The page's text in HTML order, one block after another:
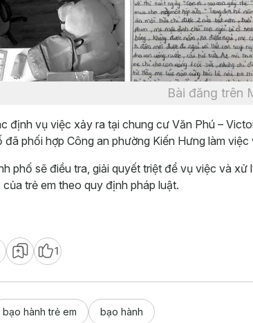
Bài đăng trên
định vụ việc xảy ra tại chung cư Văn Phú –
đã phối hợp Công an phường Kiến Hưng làm
phố sẽ điều tra, giải quyết triệt để vụ việc và
của trẻ em theo quy định pháp luật.
1
bạo hành trẻ em bạo hành